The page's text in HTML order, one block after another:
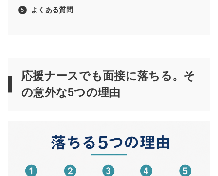
よくある質問
応援ナースでも面接に落ちる。そ
の意外な5つの理由